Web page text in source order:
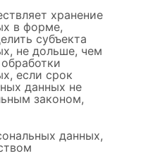
хранение
в форме,
субъекта
не дольше, чем
если срок
данных не
законом,
данных,